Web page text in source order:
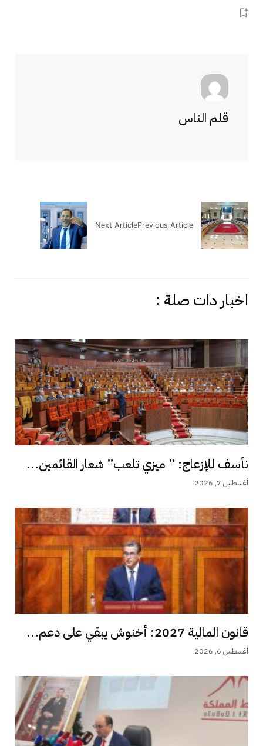
قلم الناس
Previous Article
Next Article
اخبار دات صلة :
نأسف للإزعاج: ” ميزي تلعب” شعار القائمين...
أغسطس 7, 2026
قانون المالية 2027: أخنوش يبقي على دعم...
أغسطس 6, 2026